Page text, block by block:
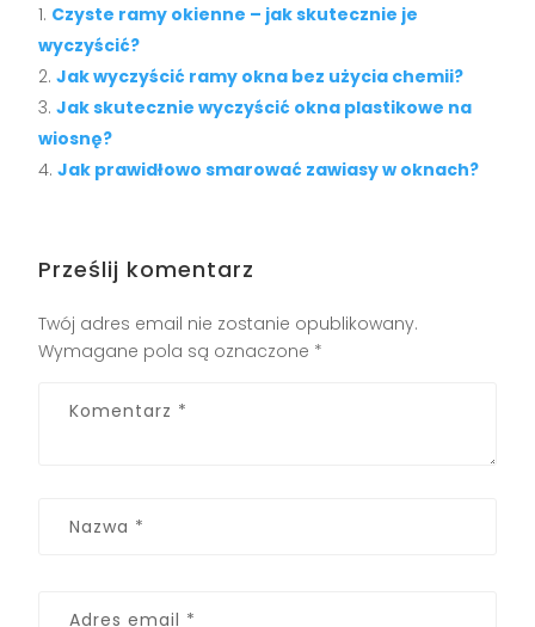
Czyste ramy okienne – jak skutecznie je
wyczyścić?
Jak wyczyścić ramy okna bez użycia chemii?
Jak skutecznie wyczyścić okna plastikowe na
wiosnę?
Jak prawidłowo smarować zawiasy w oknach?
Prześlij komentarz
Twój adres email nie zostanie opublikowany.
Wymagane pola są oznaczone *